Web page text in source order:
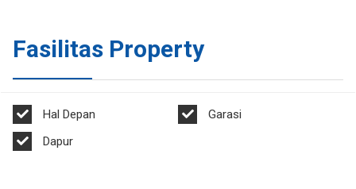
Fasilitas Property
Hal Depan
Garasi
Dapur